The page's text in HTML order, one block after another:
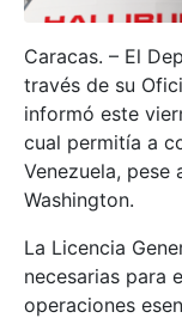
Caracas. – El
través de su
informó este
cual permitía a
Venezuela, pese
Washington.
La Licencia
necesarias para
operaciones